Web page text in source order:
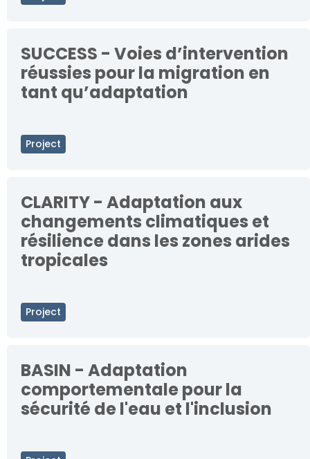
Project
SUCCESS - Voies d’intervention
réussies pour la migration en
tant qu’adaptation
Project
CLARITY - Adaptation aux
changements climatiques et
résilience dans les zones arides
tropicales
BASIN - Adaptation
comportementale pour la
sécurité de l'eau et l'inclusion